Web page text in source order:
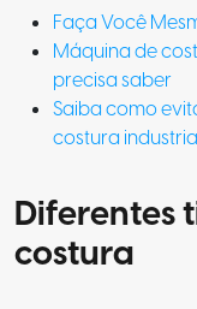
Faça Você
Máquina de
precisa saber
Saiba como
costura
Diferentes
costura